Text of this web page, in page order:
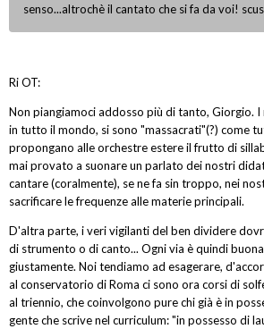
senso...altrochè il cantato che si fa da voi!
Ri OT:
Non piangiamoci addosso più di tanto, Giorgio.
in tutto il mondo, si sono "massacrati"(?) come
propongano alle orchestre estere il frutto di
mai provato a suonare un parlato dei nostri
cantare (coralmente), se ne fa sin troppo, nei
sacrificare le frequenze alle materie principali.
D'altra parte, i veri vigilanti del ben dividere
di strumento o di canto... Ogni via è quindi
giustamente. Noi tendiamo ad esagerare,
al conservatorio di Roma ci sono ora corsi di
al triennio, che coinvolgono pure chi già è in
gente che scrive nel curriculum: "in possesso di